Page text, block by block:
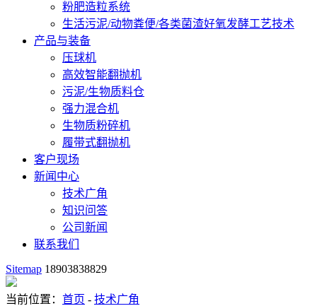
粉肥造粒系统
生活污泥/动物粪便/各类菌渣好氧发酵工艺技术
产品与装备
压球机
高效智能翻抛机
污泥/生物质料仓
强力混合机
生物质粉碎机
履带式翻抛机
客户现场
新闻中心
技术广角
知识问答
公司新闻
联系我们
Sitemap 18903838829
当前位置： 首页 - 技术广角